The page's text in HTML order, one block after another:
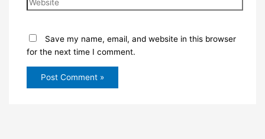
Save my name, email, and website in this browser
for the next time I comment.